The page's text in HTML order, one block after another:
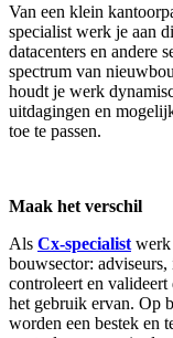
Van een klein
specialist werk je aan
datacenters en andere
spectrum van
houdt je werk
uitdagingen en
toe te passen.
Maak het verschil
Als Cx-specialist werk
bouwsector: adviseurs,
controleert en
het gebruik ervan. Op
worden een bestek en